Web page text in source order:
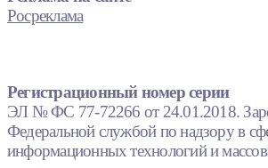
Росреклама
Регистрационный номер серии
ЭЛ № ФС 77-72266 от 24.01.2018.
Федеральной службой по надзору в
информационных технологий и